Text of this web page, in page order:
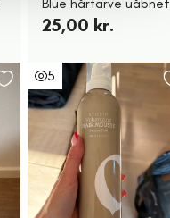
25,00 kr.
5